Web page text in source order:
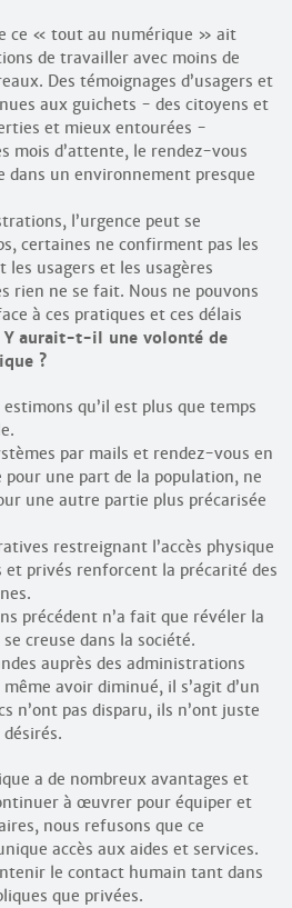
ce « tout au numérique » ait
de travailler avec moins de
Des témoignages d’usagers et
aux guichets - des citoyens et
et mieux entourées -
mois d’attente, le rendez-vous
dans un environnement presque
l’urgence peut se
certaines ne confirment pas les
usagers et les usagères
rien ne se fait. Nous ne pouvons
à ces pratiques et ces délais
Y aurait-t-il une volonté de
?
qu’il est plus que temps
par mails et rendez-vous en
une part de la population, ne
une autre partie plus précarisée
restreignant l’accès physique
et privés renforcent la précarité des
précédent n’a fait que révéler la
creuse dans la société.
auprès des administrations
avoir diminué, il s’agit d’un
n’ont pas disparu, ils n’ont juste
a de nombreux avantages et
à œuvrer pour équiper et
nous refusons que ce
accès aux aides et services.
le contact humain tant dans
que privées.